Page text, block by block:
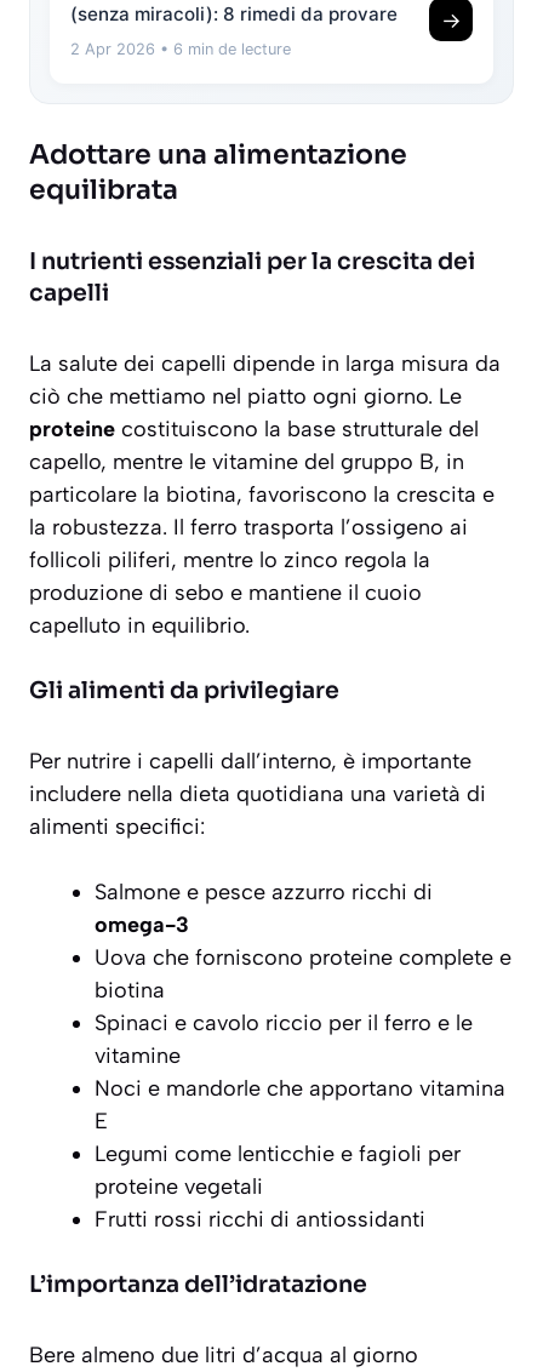
(senza miracoli): 8 rimedi da provare
2 Apr 2026 • 6 min de lecture
→
Adottare una alimentazione
equilibrata
I nutrienti essenziali per la crescita dei
capelli
La salute dei capelli dipende in larga misura da
ciò che mettiamo nel piatto ogni giorno. Le
proteine costituiscono la base strutturale del
capello, mentre le vitamine del gruppo B, in
particolare la biotina, favoriscono la crescita e
la robustezza. Il ferro trasporta l’ossigeno ai
follicoli piliferi, mentre lo zinco regola la
produzione di sebo e mantiene il cuoio
capelluto in equilibrio.
Gli alimenti da privilegiare
Per nutrire i capelli dall’interno, è importante
includere nella dieta quotidiana una varietà di
alimenti specifici:
Salmone e pesce azzurro ricchi di
omega-3
Uova che forniscono proteine complete e
biotina
Spinaci e cavolo riccio per il ferro e le
vitamine
Noci e mandorle che apportano vitamina
E
Legumi come lenticchie e fagioli per
proteine vegetali
Frutti rossi ricchi di antiossidanti
L’importanza dell’idratazione
Bere almeno due litri d’acqua al giorno